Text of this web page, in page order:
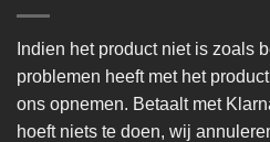
Indien het product niet is zoals
problemen heeft met het
ons opnemen. Betaalt met
hoeft niets te doen, wij